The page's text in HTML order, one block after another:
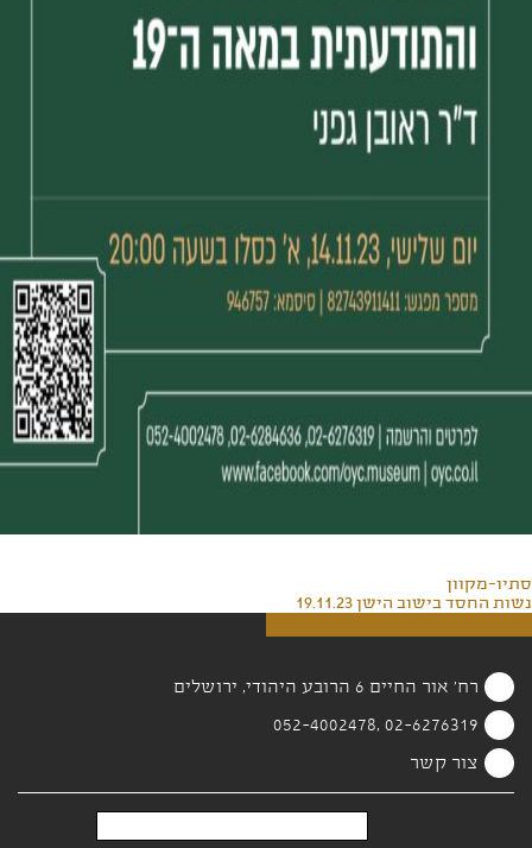
סתיו-מקוון
נשות החסד בישוב הישן 19.11.23
רח' אור החיים 6 הרובע היהודי, ירושלים
02-6276319 ,052-4002478
צור קשר